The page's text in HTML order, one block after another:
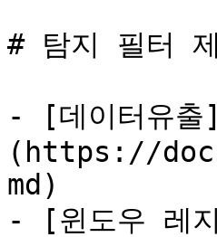
# 탐지 필터
- [데이터유출]
(https://
md)
- [윈도우 레